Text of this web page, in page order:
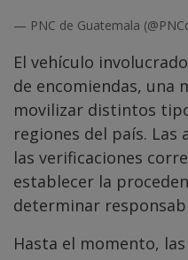
— PNC de Guatemala
El vehículo
de encomiendas, una
movilizar distintos
regiones del país.
las verificaciones
establecer la
determinar
Hasta el momento,